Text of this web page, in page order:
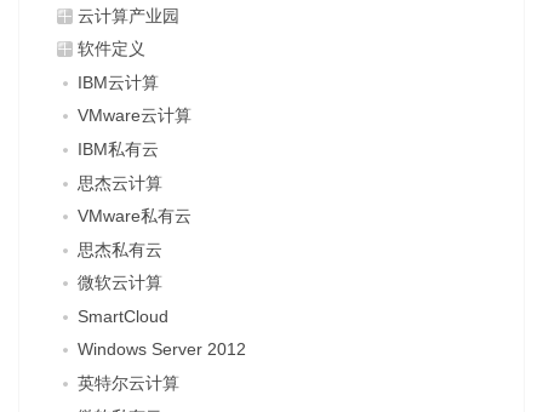
云计算产业园
软件定义
IBM云计算
VMware云计算
IBM私有云
思杰云计算
VMware私有云
思杰私有云
微软云计算
SmartCloud
Windows Server 2012
英特尔云计算